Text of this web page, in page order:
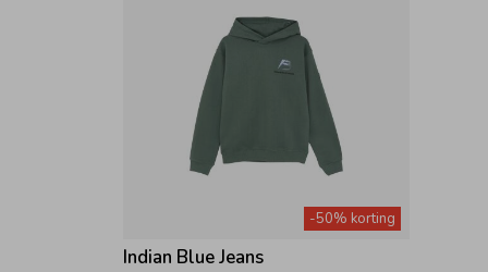
-50% korting
Indian Blue Jeans